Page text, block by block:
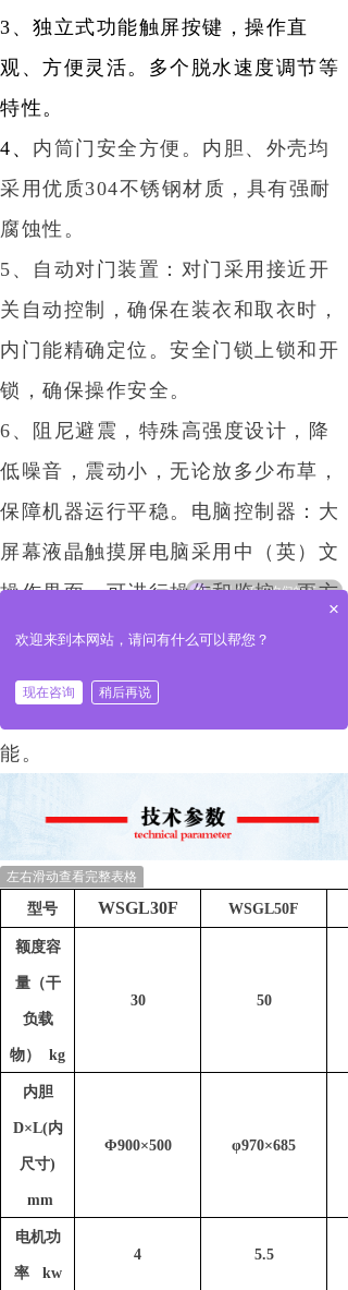
3、独立式功能触屏按键，操作直
观、方便灵活。多个脱水速度调节等
特性。
4、 内筒门安全方便。内胆、外壳均
采用优质304不锈钢材质，具有强耐
腐蚀性。
5、自动对门装置：对门采用接近开
关自动控制，确保在装衣和取衣时，
内门能精确定位。安全门锁上锁和开
锁，确保操作安全。
6、阻尼避震，特殊高强度设计，降
低噪音，震动小，无论放多少布草，
保障机器运行平稳。电脑控制器：大
屏幕液晶触摸屏电脑采用中（英）文
操作界面，可进行操作和监控，更方
便、更可靠。人机对话方式方便可
能。
左右滑动查看完整表格
型号 WSGL30F WSGL50F
额度容
量（干
负载
物） kg
30 50
内胆
D×L(内
尺寸)
mm
Φ900×500 φ970×685
电机功
率 kw
4 5.5
可以介绍下你们的产品么
你们是怎么收费的呢×
欢迎来到本网站，请问有什么可以帮您？
现在咨询 稍后再说